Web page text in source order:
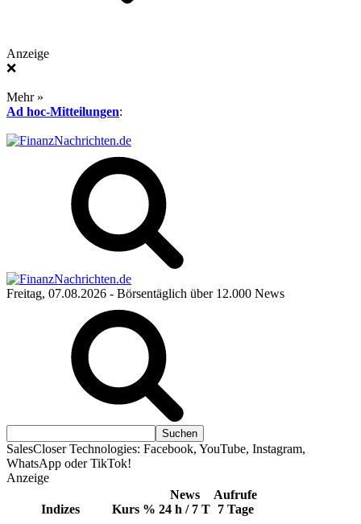
Anzeige
❌
Mehr »
Ad hoc-Mitteilungen:
Freitag, 07.08.2026 - Börsentäglich über 12.000 News
SalesCloser Technologies: Facebook, YouTube, Instagram,
WhatsApp oder TikTok!
Anzeige
Indizes Kurs %
News
24 h / 7 T
Aufrufe
7 Tage